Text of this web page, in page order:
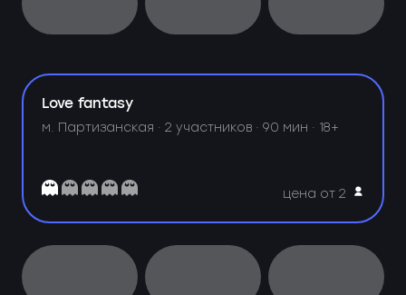
Love fantasy
м. Партизанская ·2 участников · 90 мин · 18+
цена от 2